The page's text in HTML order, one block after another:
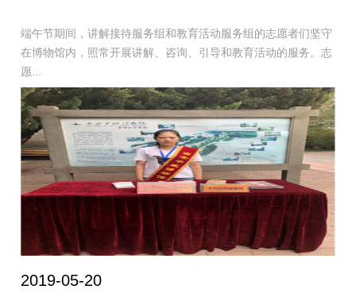
端午节期间，讲解接待服务组和教育活动服务组的志愿者们坚守
在博物馆内，照常开展讲解、咨询、引导和教育活动的服务。志
愿...
2019-05-20